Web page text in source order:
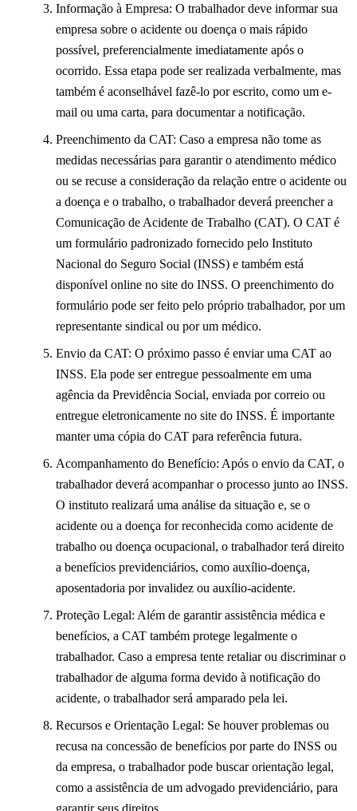
Informação à Empresa: O trabalhador deve informar sua
empresa sobre o acidente ou doença o mais rápido
possível, preferencialmente imediatamente após o
ocorrido. Essa etapa pode ser realizada verbalmente, mas
também é aconselhável fazê-lo por escrito, como um e-
mail ou uma carta, para documentar a notificação.
Preenchimento da CAT: Caso a empresa não tome as
medidas necessárias para garantir o atendimento médico
ou se recuse a consideração da relação entre o acidente ou
a doença e o trabalho, o trabalhador deverá preencher a
Comunicação de Acidente de Trabalho (CAT). O CAT é
um formulário padronizado fornecido pelo Instituto
Nacional do Seguro Social (INSS) e também está
disponível online no site do INSS. O preenchimento do
formulário pode ser feito pelo próprio trabalhador, por um
representante sindical ou por um médico.
Envio da CAT: O próximo passo é enviar uma CAT ao
INSS. Ela pode ser entregue pessoalmente em uma
agência da Previdência Social, enviada por correio ou
entregue eletronicamente no site do INSS. É importante
manter uma cópia do CAT para referência futura.
Acompanhamento do Benefício: Após o envio da CAT, o
trabalhador deverá acompanhar o processo junto ao INSS.
O instituto realizará uma análise da situação e, se o
acidente ou a doença for reconhecida como acidente de
trabalho ou doença ocupacional, o trabalhador terá direito
a benefícios previdenciários, como auxílio-doença,
aposentadoria por invalidez ou auxílio-acidente.
Proteção Legal: Além de garantir assistência médica e
benefícios, a CAT também protege legalmente o
trabalhador. Caso a empresa tente retaliar ou discriminar o
trabalhador de alguma forma devido à notificação do
acidente, o trabalhador será amparado pela lei.
Recursos e Orientação Legal: Se houver problemas ou
recusa na concessão de benefícios por parte do INSS ou
da empresa, o trabalhador pode buscar orientação legal,
como a assistência de um advogado previdenciário, para
garantir seus direitos.